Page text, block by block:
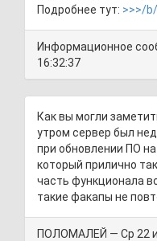
Подробнее тут: >>>/
Информационное
16:32:37
Как вы могли
утром сервер был
при обновлении ПО
который прилично
часть функционала
такие факапы не
ПОЛОМАЛЕЙ — Ср 22